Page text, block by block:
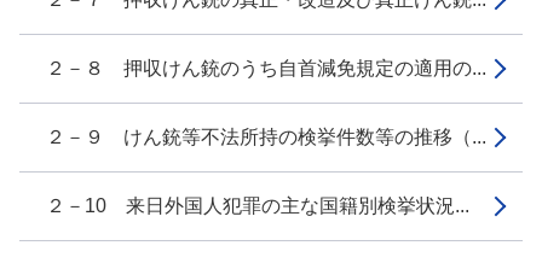
２－８ 押収けん銃のうち自首減免規定の適用の...
２－９ けん銃等不法所持の検挙件数等の推移（...
２－10 来日外国人犯罪の主な国籍別検挙状況...